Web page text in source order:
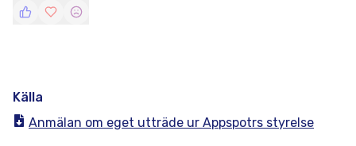
Källa
Anmälan om eget utträde ur Appspotrs styrelse